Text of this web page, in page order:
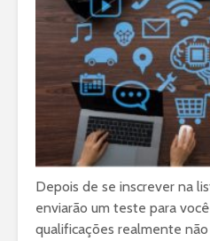
Depois de se inscrever na
enviarão um teste para
qualificações realmente